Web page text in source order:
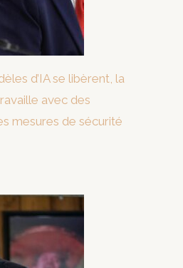
d’IA se libèrent, la
avec des
mesures de sécurité